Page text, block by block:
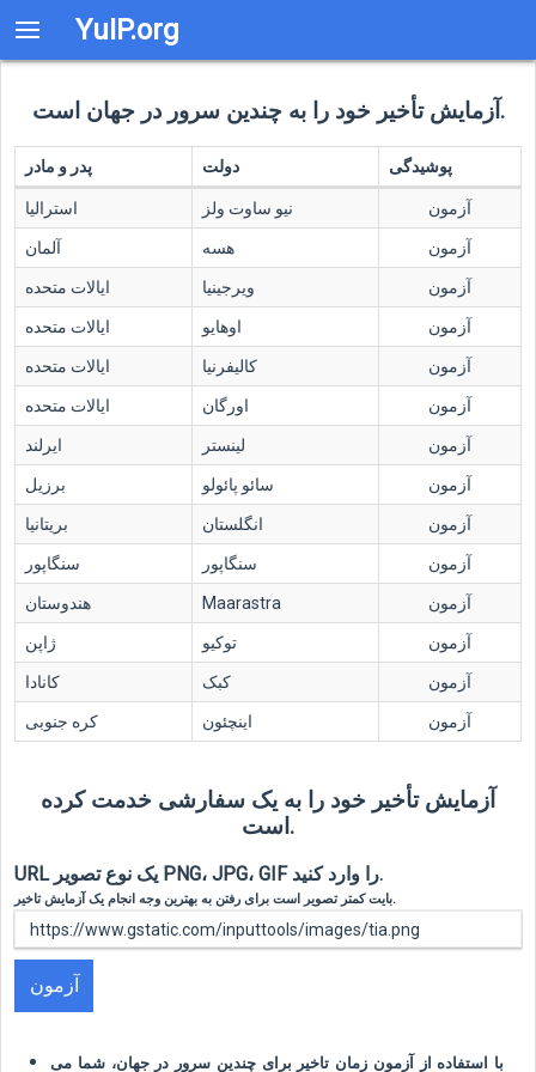
YuIP.org
آزمایش تأخیر خود را به چندین سرور در جهان است.
پدر و مادر دولت پوشیدگی
استرالیا نیو ساوت ولز آزمون
آلمان هسه آزمون
ایالات متحده ویرجینیا آزمون
ایالات متحده اوهایو آزمون
ایالات متحده کالیفرنیا آزمون
ایالات متحده اورگان آزمون
ایرلند لینستر آزمون
برزیل سائو پائولو آزمون
بریتانیا انگلستان آزمون
سنگاپور سنگاپور آزمون
هندوستان Maarastra آزمون
ژاپن توکیو آزمون
کانادا کبک آزمون
کره جنوبی اینچئون آزمون
آزمایش تأخیر خود را به یک سفارشی خدمت کرده
است.
URL یک نوع تصویر PNG، JPG، GIF را وارد کنید.
بایت کمتر تصویر است برای رفتن به بهترین وجه انجام یک آزمایش تاخیر.
آزمون
با استفاده از آزمون زمان تاخیر برای چندین سرور در جهان، شما می